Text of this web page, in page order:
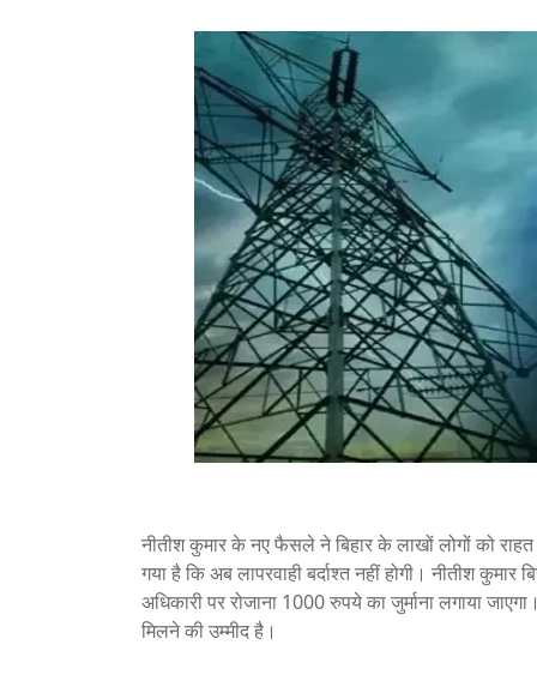
नीतीश कुमारके नए फैसले ने बिहार के लाखों लोगों को
गया है कि अब लापरवाही बर्दाश्त नहीं होगी। नीतीश
अधिकारी पर रोजाना 1000 रुपये का जुर्माना लगाया
मिलने की उम्मीद है।